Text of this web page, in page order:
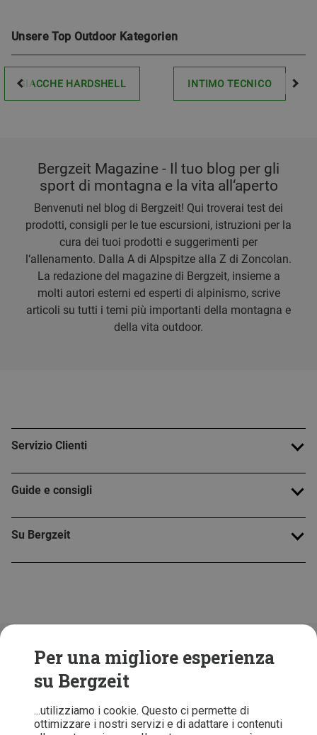
Per una migliore esperienza
su Bergzeit
...utilizziamo i cookie. Questo ci permette di
ottimizzare i nostri servizi e di adattare i contenuti
Unsere Top Outdoor Kategorien
GIACCHE HARDSHELL INTIMO TECNICO
Bergzeit Magazine - Il tuo blog per gli
sport di montagna e la vita all‘aperto
Benvenuti nel blog di Bergzeit! Qui troverai test dei
prodotti, consigli per le tue escursioni, istruzioni per la
cura dei tuoi prodotti e suggerimenti per
l‘allenamento. Dalla A di Alpspitze alla Z di Zoncolan.
La redazione del magazine di Bergzeit, insieme a
molti autori esterni ed esperti di alpinismo, scrive
articoli su tutti i temi più importanti della montagna e
della vita outdoor.
Servizio Clienti
Guide e consigli
Su Bergzeit